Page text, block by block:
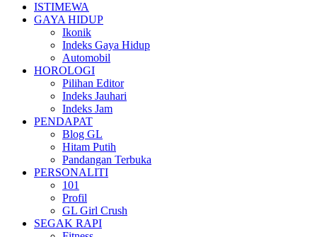
ISTIMEWA
GAYA HIDUP
Ikonik
Indeks Gaya Hidup
Automobil
HOROLOGI
Pilihan Editor
Indeks Jauhari
Indeks Jam
PENDAPAT
Blog GL
Hitam Putih
Pandangan Terbuka
PERSONALITI
101
Profil
GL Girl Crush
SEGAK RAPI